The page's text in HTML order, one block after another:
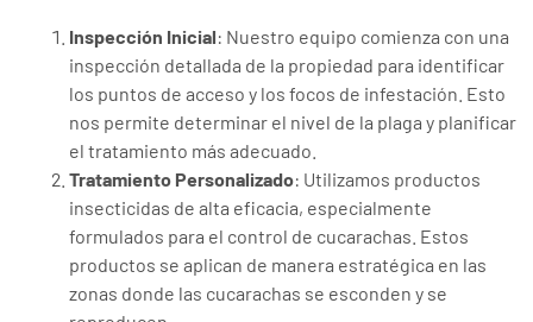
Inspección Inicial: Nuestro equipo comienza con una
inspección detallada de la propiedad para identificar
los puntos de acceso y los focos de infestación. Esto
nos permite determinar el nivel de la plaga y planificar
el tratamiento más adecuado.
Tratamiento Personalizado: Utilizamos productos
insecticidas de alta eficacia, especialmente
formulados para el control de cucarachas. Estos
productos se aplican de manera estratégica en las
zonas donde las cucarachas se esconden y se